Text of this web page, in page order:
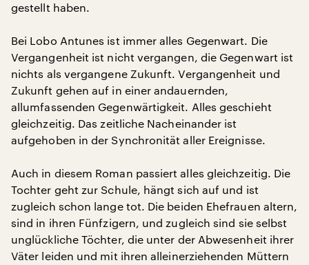
gestellt haben.
Bei Lobo Antunes ist immer alles Gegenwart. Die
Vergangenheit ist nicht vergangen, die Gegenwart ist
nichts als vergangene Zukunft. Vergangenheit und
Zukunft gehen auf in einer andauernden,
allumfassenden Gegenwärtigkeit. Alles geschieht
gleichzeitig. Das zeitliche Nacheinander ist
aufgehoben in der Synchronität aller Ereignisse.
Auch in diesem Roman passiert alles gleichzeitig. Die
Tochter geht zur Schule, hängt sich auf und ist
zugleich schon lange tot. Die beiden Ehefrauen altern,
sind in ihren Fünfzigern, und zugleich sind sie selbst
unglückliche Töchter, die unter der Abwesenheit ihrer
Väter leiden und mit ihren alleinerziehenden Müttern